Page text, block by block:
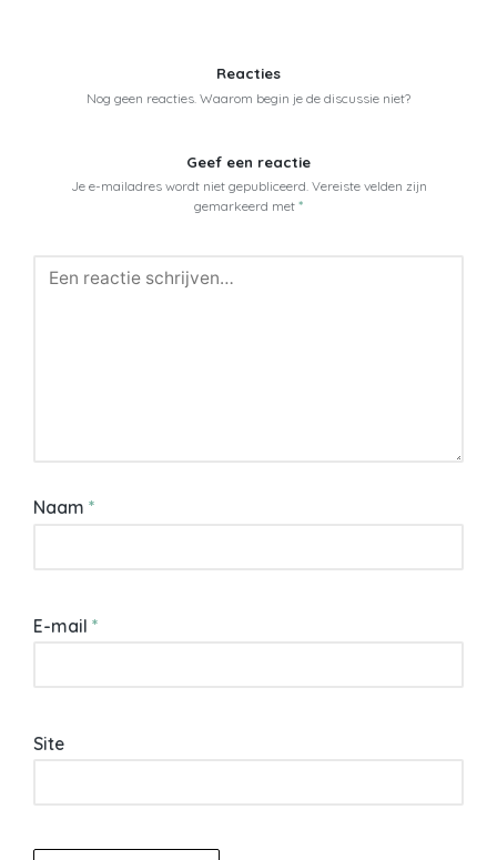
Reacties
Nog geen reacties. Waarom begin je de discussie niet?
Geef een reactie
Je e-mailadres wordt niet gepubliceerd. Vereiste velden zijn
gemarkeerd met *
Naam *
E-mail *
Site